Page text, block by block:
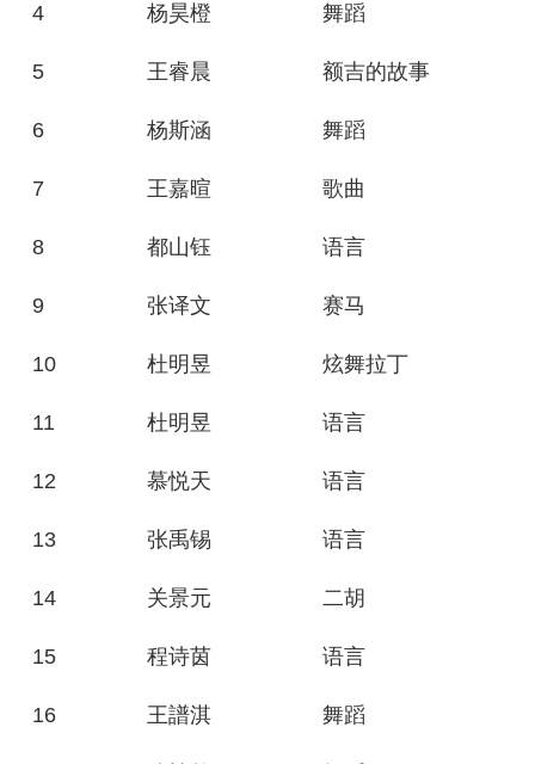
4 杨昊橙 舞蹈
5 王睿晨 额吉的故事
6 杨斯涵 舞蹈
7 王嘉暄 歌曲
8 都山钰 语言
9 张译文 赛马
10 杜明昱 炫舞拉丁
11 杜明昱 语言
12 慕悦天 语言
13 张禹锡 语言
14 关景元 二胡
15 程诗茵 语言
16 王譜淇 舞蹈